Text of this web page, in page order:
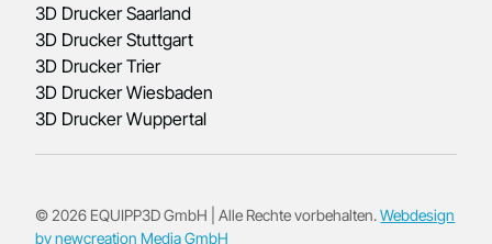
3D Drucker Saarland
3D Drucker Stuttgart
3D Drucker Trier
3D Drucker Wiesbaden
3D Drucker Wuppertal
© 2026 EQUIPP3D GmbH | Alle Rechte vorbehalten.Webdesign
by newcreation Media GmbH